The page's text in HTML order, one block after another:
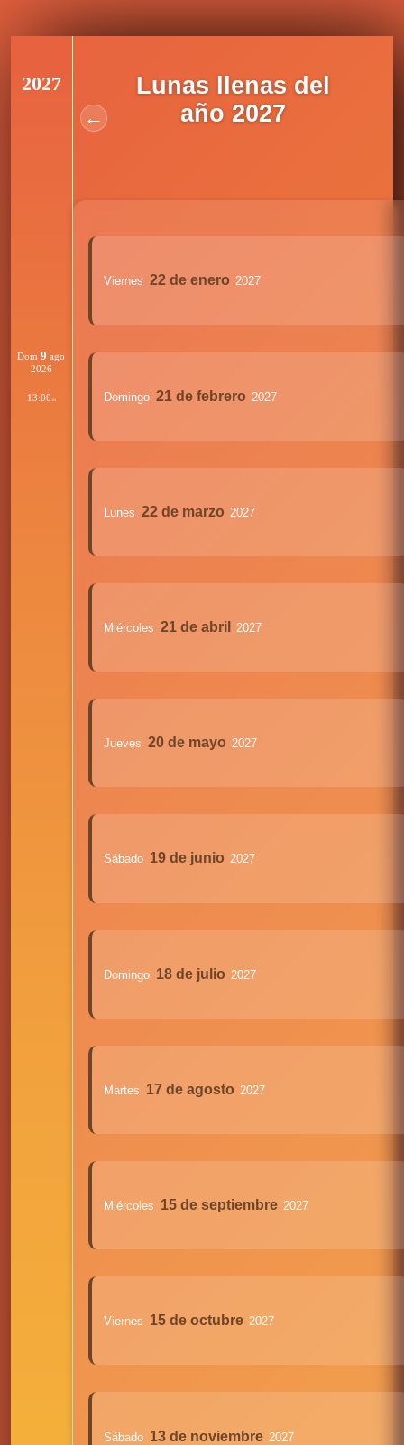
2027
Dom9 ago
2026
13:00 :04
←
Lunas llenas del
año 2027
Viernes 22 de enero 2027
Domingo 21 de febrero 2027
Lunes 22 de marzo 2027
Miércoles 21 de abril 2027
Jueves 20 de mayo 2027
Sábado 19 de junio 2027
Domingo 18 de julio 2027
Martes 17 de agosto 2027
Miércoles 15 de septiembre 2027
Viernes 15 de octubre 2027
Sábado 13 de noviembre 2027